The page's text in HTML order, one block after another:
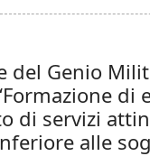
del Genio
di servizi
alle